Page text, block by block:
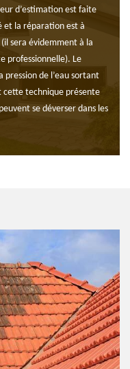
d’estimation est faite
et la réparation est à
sera évidemment à la
professionnelle). Le
pression de l’eau sortant
cette technique présente
se déverser dans les